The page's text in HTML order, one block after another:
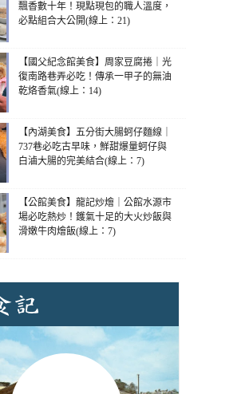
飄香數十年！現點現包的職人溫度，
必點組合大公開(線上：21)
【國父紀念館美食】周家豆腐捲｜光
復南路巷弄必吃！傳承一甲子的無油
乾烙香氣(線上：14)
【內湖美食】五分街大腸蚵仔麵線｜
737巷必吃古早味，鮮甜爆量蚵仔與
白滷大腸的完美結合(線上：7)
【公館美食】龍記炒燴｜公館水源市
場必吃熱炒！鑊氣十足的大火炒飯與
滑嫩牛肉燴飯(線上：7)